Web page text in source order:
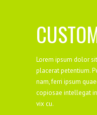
Lorem ipsum dolor
placerat petentium.
nam, ferri ipsum
copiosae intellegat
vix cu.